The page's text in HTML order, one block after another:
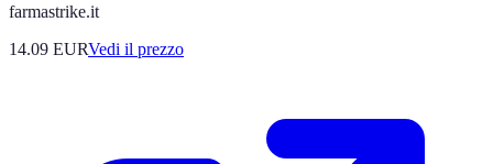
farmastrike.it
14.09 EURVedi il prezzo